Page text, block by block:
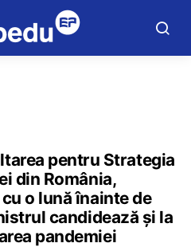
pentru Strategia
din România,
o lună înainte de
candidează și la
pandemiei